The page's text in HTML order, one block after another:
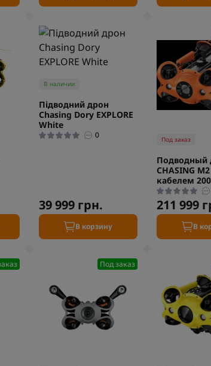
В наличии
Підводний дрон
Chasing Dory EXPLORE
White
0
39 999 грн.
В корзину
Под заказ
Подводный
CHASING
кабелем
211 999
В
Под заказ